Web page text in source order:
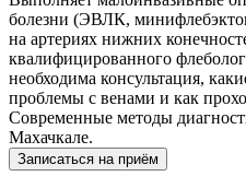
болезни (ЭВЛК,
на артериях нижних
квалифицированного
необходима консультация,
проблемы с венами и как
Современные методы
Махачкале.
Записаться на приём